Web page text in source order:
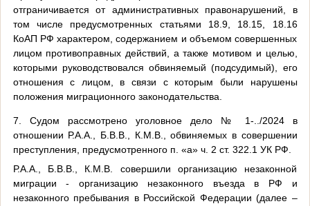
отграничивается от административных правонарушений, в
том числе предусмотренных статьями 18.9, 18.15, 18.16
КоАП РФ характером, содержанием и объемом совершенных
лицом противоправных действий, а также мотивом и целью,
которыми руководствовался обвиняемый (подсудимый), его
отношения с лицом, в связи с которым были нарушены
положения миграционного законодательства.
7. Судом рассмотрено уголовное дело № 1-../2024 в
отношении Р.А.А., Б.В.В., К.М.В., обвиняемых в совершении
преступления, предусмотренного п. «а» ч. 2 ст. 322.1 УК РФ.
Р.А.А., Б.В.В., К.М.В. совершили организацию незаконной
миграции - организацию незаконного въезда в РФ и
незаконного пребывания в Российской Федерации (далее –